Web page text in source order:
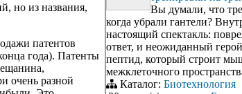
но из названия,
патентов
года). Патенты
очень разной
Вы думали, что
когда убрали гантели?
настоящий спектакль:
ответ, и неожиданный
пептид, который строит
межклеточного
Каталог: Биотехнология